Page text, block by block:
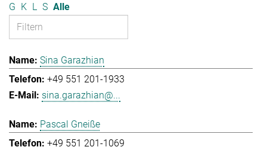
G K L S Alle
Sina Garazhian
+49 551 201-1933
sina.garazhian@...
Pascal Gneiße
+49 551 201-1069